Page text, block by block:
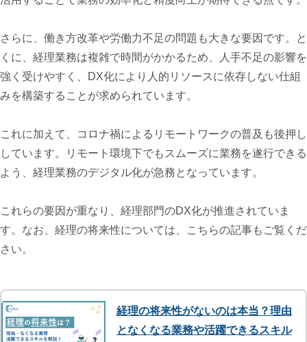
さらに、働き方改革や労働力不足の問題も大きな要因です。と
くに、経理業務は複雑で時間がかかるため、人手不足の影響を
強く受けやすく、DX化により人的リソースに依存しない仕組
みを構築することが求められています。
これに加えて、コロナ禍によるリモートワークの普及も後押し
しています。リモート環境下でもスムーズに業務を遂行できる
よう、経理業務のデジタル化が急務となっています。
これらの要因が重なり、経理部門のDX化が推進されていま
す。 なお、経理の将来性については、こちらの記事もご覧くだ
さい。
経理の将来性がないのは本当？理由
となくなる業務や活躍できるスキル